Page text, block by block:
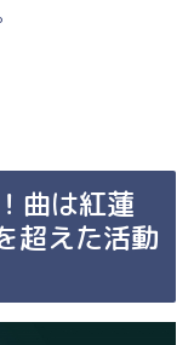
曲は紅蓮
超えた活動